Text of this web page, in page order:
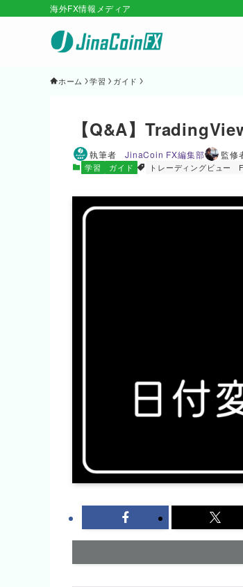
海外FX情報メディア
ホーム 学習 ガイド
【Q&A】
学習 ガイド トレーディングビュー
執筆者JinaCoin FX編集部 監修